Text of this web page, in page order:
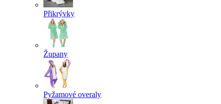
Přikrývky
Župany
Pyžamové overaly